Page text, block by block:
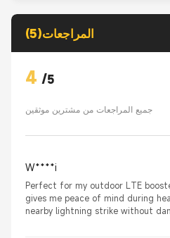
المراجعات(5)
4 /5
جميع المراجعات من مشترين موثقين
W****i
Perfect for my outdoor LTE
gives me peace of mind during
nearby lightning strike without